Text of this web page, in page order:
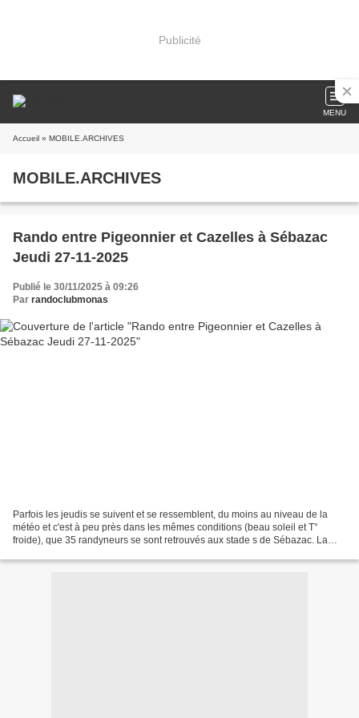
Publicité
MENU
Accueil » MOBILE.ARCHIVES
MOBILE.ARCHIVES
Rando entre Pigeonnier et Cazelles à Sébazac
Jeudi 27-11-2025
Publié le 30/11/2025 à 09:26
Par randoclubmonas
Parfois les jeudis se suivent et se ressemblent, du moins au niveau de la
météo et c'est à peu près dans les mêmes conditions (beau soleil et T°
froide), que 35 randyneurs se sont retrouvés aux stade s de Sébazac. La